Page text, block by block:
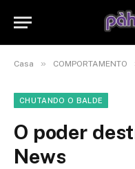
Casa » COMPORTAMENTO
CHUTANDO O BALDE
O poder
News